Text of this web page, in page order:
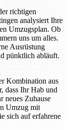
richtigen
analysiert Ihre
Umzugsplan. Ob
uns um alles.
Ausrüstung
pünktlich abläuft.
Kombination aus
dass Ihr Hab und
neues Zuhause
Umzug mit
sich auf erfahrene